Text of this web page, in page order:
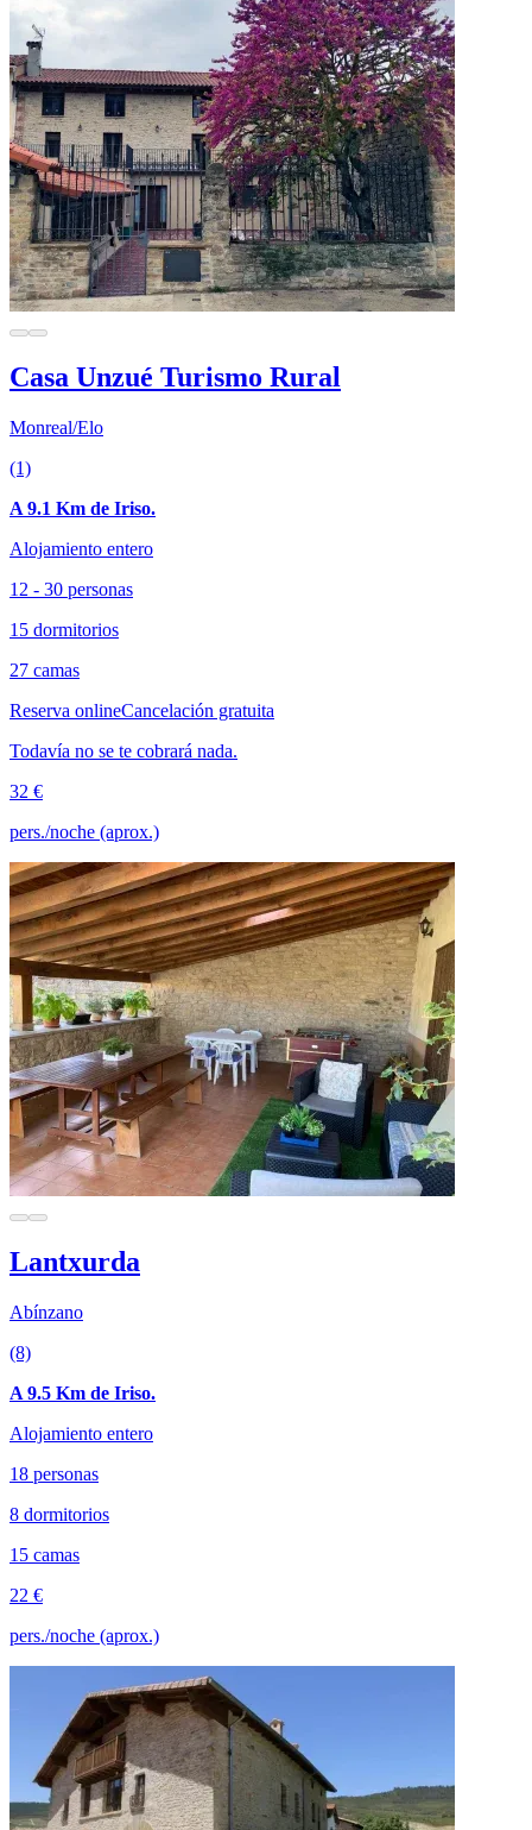
Casa Unzué Turismo Rural
Monreal/Elo
(1)
A 9.1 Km de Iriso.
Alojamiento entero
12 - 30 personas
15 dormitorios
27 camas
Reserva onlineCancelación gratuita
Todavía no se te cobrará nada.
32 €
pers./noche (aprox.)
Lantxurda
Abínzano
(8)
A 9.5 Km de Iriso.
Alojamiento entero
18 personas
8 dormitorios
15 camas
22 €
pers./noche (aprox.)